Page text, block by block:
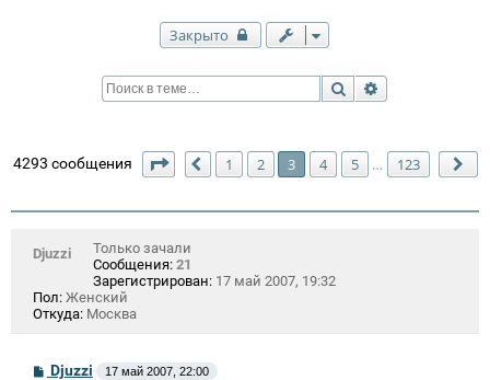
Закрыто
Поиск
4293 сообщения Страница из 123
Пред.
1 2 3 4 5 … 123
Djuzzi
Только зачали
Сообщения: 21
Зарегистрирован: 17 май 2007, 19:32
Пол: Женский
Откуда: Москва
СDjuzzi 17 май 2007, 22:00